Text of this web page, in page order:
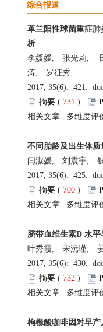
综合报道
革兰阳性球菌重症
析
李媛媛, 张光莉,
涛, 罗征秀
2017, 35(6): 421.
摘要 ( 731 )
相关文章
多维度评
不同胎龄及出生体
闫淑媛, 刘震宇,
2017, 35(6): 425.
摘要 ( 700 )
相关文章
多维度评
脐带血维生素D 水
叶秀霞, 宋沅谨,
2017, 35(6): 430.
摘要 ( 732 )
相关文章
多维度评
枸橼酸咖啡因对早